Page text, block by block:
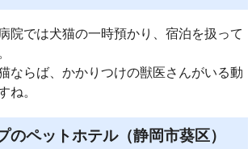
院では犬猫の一時預かり、宿泊を扱って
ならば、かかりつけの獣医さんがいる動
ね。
のペットホテル（静岡市葵区）